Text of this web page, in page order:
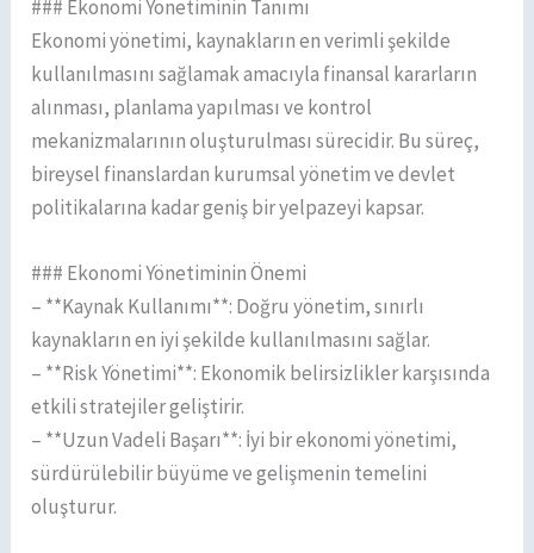
### Ekonomi Yönetiminin Tanımı
Ekonomi yönetimi, kaynakların en verimli şekilde
kullanılmasını sağlamak amacıyla finansal kararların
alınması, planlama yapılması ve kontrol
mekanizmalarının oluşturulması sürecidir. Bu süreç,
bireysel finanslardan kurumsal yönetim ve devlet
politikalarına kadar geniş bir yelpazeyi kapsar.
### Ekonomi Yönetiminin Önemi
– **Kaynak Kullanımı**: Doğru yönetim, sınırlı
kaynakların en iyi şekilde kullanılmasını sağlar.
– **Risk Yönetimi**: Ekonomik belirsizlikler karşısında
etkili stratejiler geliştirir.
– **Uzun Vadeli Başarı**: İyi bir ekonomi yönetimi,
sürdürülebilir büyüme ve gelişmenin temelini
oluşturur.